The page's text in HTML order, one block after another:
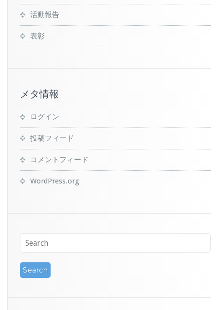
活動報告
表彰
メタ情報
ログイン
投稿フィード
コメントフィード
WordPress.org